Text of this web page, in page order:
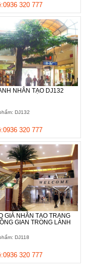
320 777
NHÂN TẠO DJ132
DJ132
320 777
GIẢ NHÂN TẠO TRANG
GIAN TRONG LÀNH
DJ118
320 777